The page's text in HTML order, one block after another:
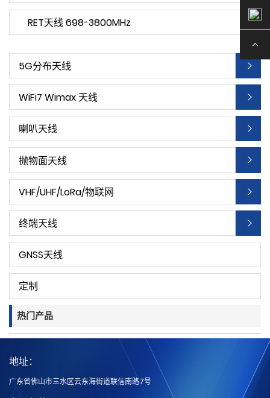
RET天线 698-3800MHz
5G分布天线
WiFi7 Wimax 天线
喇叭天线
抛物面天线
VHF/UHF/LoRa/物联网
终端天线
GNSS天线
定制
热门产品
地址：
广东省佛山市三水区云东海街道联信南路7号